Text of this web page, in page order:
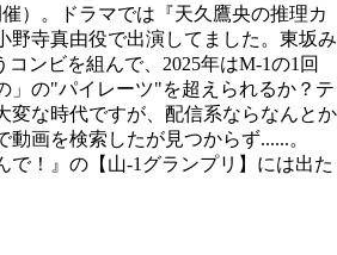
）。ドラマでは『天久鷹央の推理カ
野寺真由役で出演してました。東坂み
ンビを組んで、2025年はM-1の1回
」の"パイレーツ"を超えられるか？テ
変な時代ですが、配信系ならなんとか
画を検索したが見つからず......。
で！』の【山-1グランプリ】には出た